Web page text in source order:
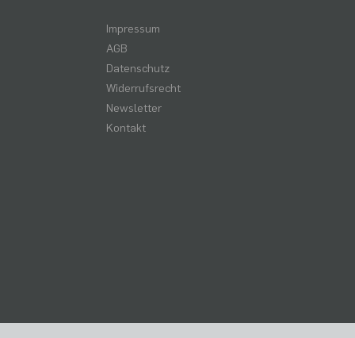
Impressum
AGB
Datenschutz
Widerrufsrecht
Newsletter
Kontakt